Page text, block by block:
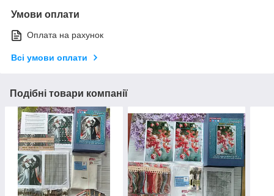
Умови оплати
Оплата на рахунок
Всі умови оплати
Подібні товари компанії